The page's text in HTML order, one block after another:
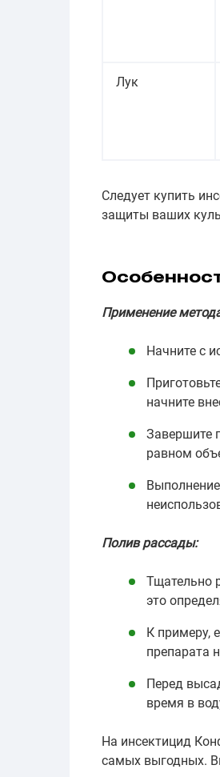
Лук
Следует купить
защиты ваших
Применение
Начните с
начните
Завершите
равном
Полив рассады:
Тщательно
это
К примеру,
препарата
Перед
время в
На инсектицид
самых выгодных.